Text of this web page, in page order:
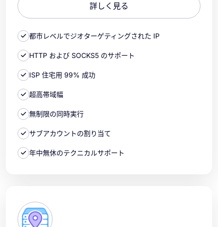
詳しく見る
都市レベルでジオターゲティングされた IP
HTTP および SOCKS5 のサポート
ISP 住宅用 99% 成功
超高帯域幅
無制限の同時実行
サブアカウントの割り当て
年中無休のテクニカルサポート